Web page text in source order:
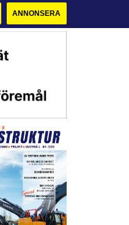
ANNONSERA